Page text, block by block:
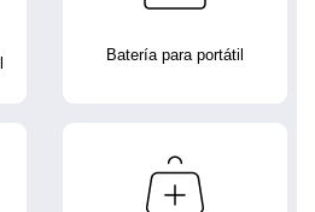
Batería para portátil